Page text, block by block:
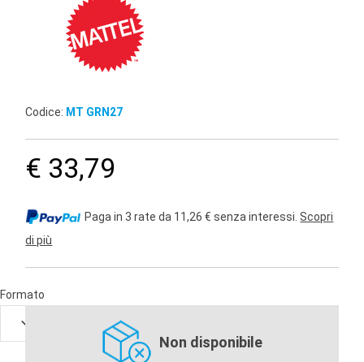
Codice: MT GRN27
€ 33,79
Paga in 3 rate da 11,26 € senza interessi.Scopri
di più
Formato
Non disponibile